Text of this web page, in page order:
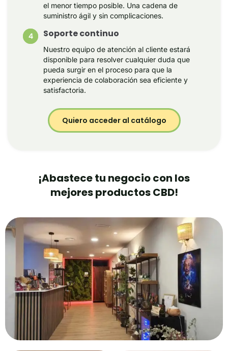
el menor tiempo posible. Una cadena de
suministro ágil y sin complicaciones.
Soporte continuo
Nuestro equipo de atención al cliente estará
disponible para resolver cualquier duda que
pueda surgir en el proceso para que la
experiencia de colaboración sea eficiente y
satisfactoria.
Quiero acceder al catálogo
¡Abastece tu negocio con los
mejores productos CBD!